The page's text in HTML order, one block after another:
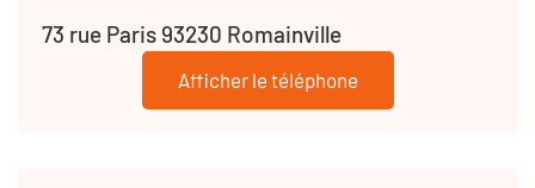
73 rue Paris 93230 Romainville
Afficher le téléphone